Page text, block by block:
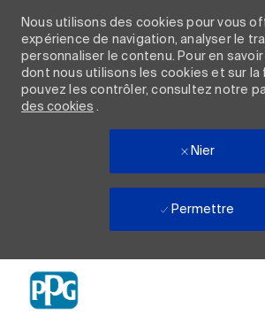
Nous utilisons des cookies pour vous
expérience de navigation, analyser le
personnaliser le contenu. Pour en
dont nous utilisons les cookies et sur la
pouvez les contrôler, consultez notre
des cookies .
Nier
Permettre